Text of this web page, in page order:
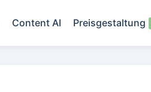
Content AI Preisgestaltung